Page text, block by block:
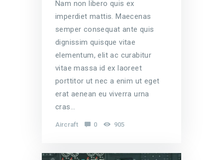
Nam non libero quis ex
imperdiet mattis. Maecenas
semper consequat ante quis
dignissim quisque vitae
elementum, elit ac curabitur
vitae massa id ex laoreet
porttitor ut nec a enim ut eget
erat aenean eu viverra urna
cras…
Aircraft 0 905